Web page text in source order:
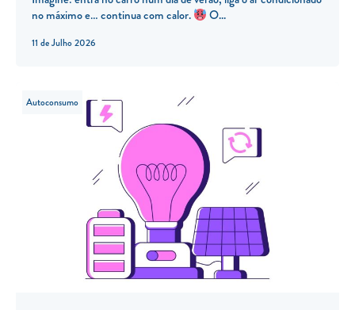
11 de Julho 2026
no máximo e… continua com calor.
O...
Autoconsumo